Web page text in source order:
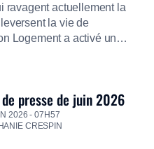
ravagent actuellement la
la vie de
Logement a activé un
des aides
premières dépenses, […]
de presse de juin 2026
2026 - 07H57
CRESPIN